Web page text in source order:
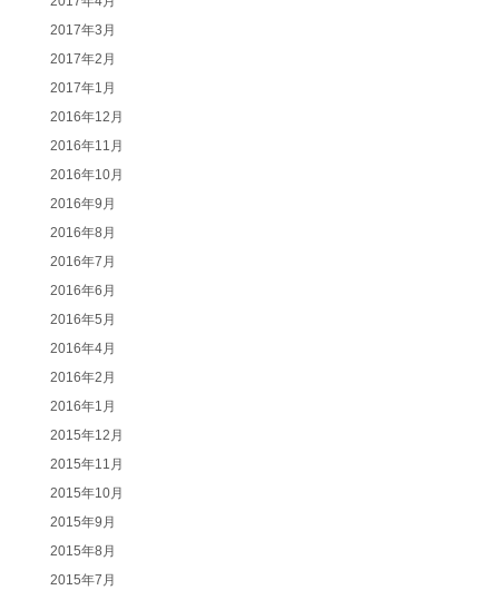
2017年3月
2017年2月
2017年1月
2016年12月
2016年11月
2016年10月
2016年9月
2016年8月
2016年7月
2016年6月
2016年5月
2016年4月
2016年2月
2016年1月
2015年12月
2015年11月
2015年10月
2015年9月
2015年8月
2015年7月